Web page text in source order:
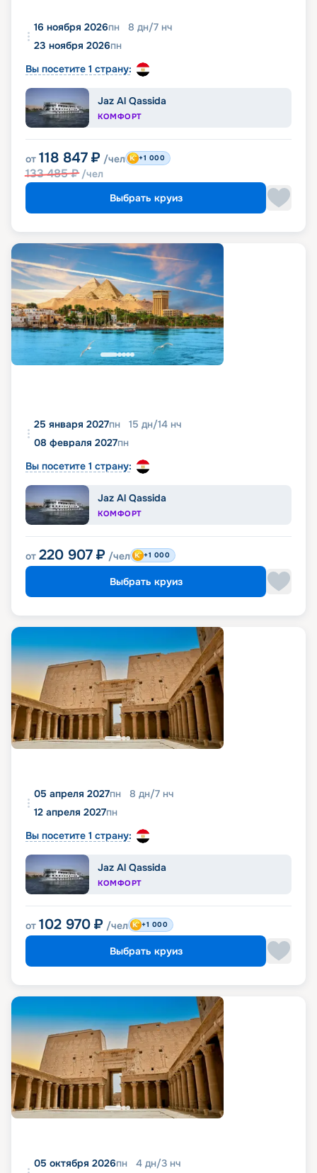
16 ноября 2026пн 8 дн/7 нч
23 ноября 2026пн
Вы посетите 1 страну:
Jaz Al Qassida
КОМФОРТ
от 118 847 ₽ /чел
133 485₽ /чел
+1 000
Выбрать круиз
25 января 2027пн 15 дн/14 нч
08 февраля 2027пн
Вы посетите 1 страну:
Jaz Al Qassida
КОМФОРТ
от 220 907 ₽ /чел +1 000
Выбрать круиз
05 апреля 2027пн 8 дн/7 нч
12 апреля 2027пн
Вы посетите 1 страну:
Jaz Al Qassida
КОМФОРТ
от 102 970 ₽ /чел +1 000
Выбрать круиз
05 октября 2026пн 4 дн/3 нч